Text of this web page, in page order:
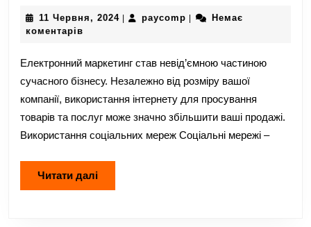
маркетингу
збільшення
продажів
11 Червня, 202411| paycomp paycomp
|
Немає
коментарів
Електронний маркетинг став невід’ємною частиною
сучасного бізнесу. Незалежно від розміру вашої
компанії, використання інтернету для просування
товарів та послуг може значно збільшити ваші продажі.
Використання соціальних мереж Соціальні мережі –
Читати даліЧитати
далі